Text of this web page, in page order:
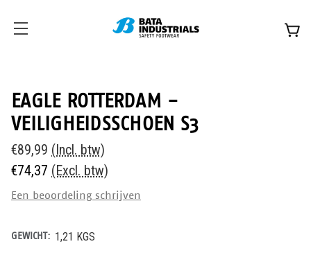
EAGLE ROTTERDAM -
VEILIGHEIDSSCHOEN S3
€89,99 (Incl. btw)
€74,37 (Excl. btw)
Een beoordeling schrijven
GEWICHT: 1,21 KGS